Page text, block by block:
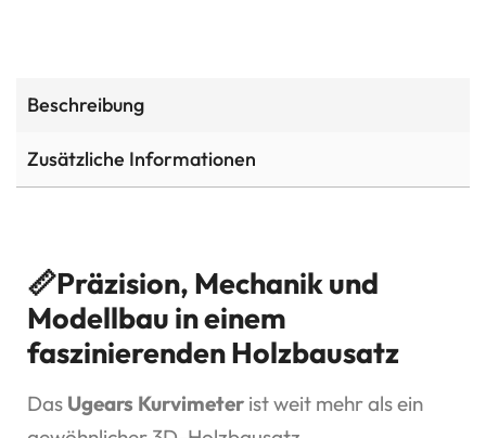
Beschreibung
Zusätzliche Informationen
📏Präzision, Mechanik und
Modellbau in einem
faszinierenden Holzbausatz
Das Ugears Kurvimeter ist weit mehr als ein